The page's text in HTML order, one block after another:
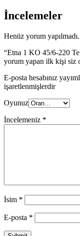
İncelemeler
Henüz yorum yapılmadı.
“Etna 1 KO 45/6-220
yorum yapan ilk kişi siz
E-posta hesabınız
işaretlenmişlerdir
Oyunuz
İncelemeniz *
İsim *
E-posta *